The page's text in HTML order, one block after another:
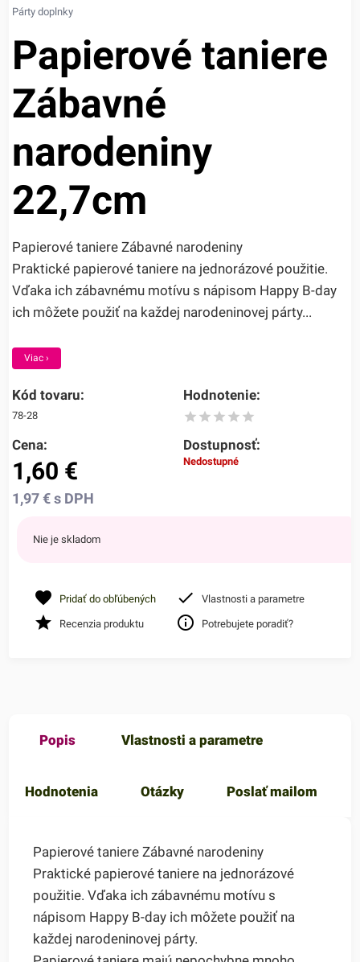
Párty doplnky
Papierové taniere
Zábavné
narodeniny
22,7cm
Papierové taniere Zábavné narodeniny
Praktické papierové taniere na jednorázové použitie.
Vďaka ich zábavnému motívu s nápisom Happy B-day
ich môžete použiť na každej narodeninovej párty...
Viac ›
Kód tovaru:
78-28
Hodnotenie:
Cena:
1,60 €
1,97€ s DPH
Dostupnosť:
Nedostupné
Nie je skladom
Pridať do obľúbených Vlastnosti a parametre
Recenzia produktu Potrebujete poradiť?
Popis Vlastnosti a parametre
Hodnotenia Otázky Poslať mailom
Papierové taniere Zábavné narodeniny
Praktické papierové taniere na jednorázové
použitie. Vďaka ich zábavnému motívu s
nápisom Happy B-day ich môžete použiť na
každej narodeninovej párty.